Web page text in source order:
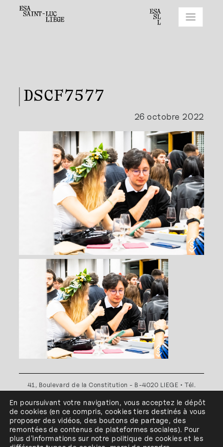
DSCF7577
26 octobre 2022
41, Boulevard de la Constitution - B-4020 LIEGE • Tél.
Plan d'accès•Politique de confidentialité•Politique de
cookies•Conditions générales
l'ESA Saint-Luc Liège est membre du
En poursuivant votre navigation, vous acceptez le dépôt
de cookies (en ce compris, cookiestiers destinés à vous
proposer des vidéos, des boutons de partage, des
remontées de contenus de plateformes sociales). Pour
plus d’informations sur notre politique de cookies et les